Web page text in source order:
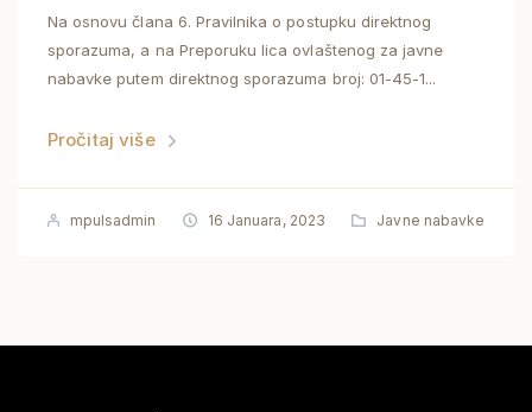
Na osnovu člana 6. Pravilnika o postupku direktnog
sporazuma, a na Preporuku lica ovlaštenog za javne
nabavke putem direktnog sporazuma broj: 01-45-1...
Pročitaj više
mpulsadmin 16 Januara, 2023 Javne nabavke